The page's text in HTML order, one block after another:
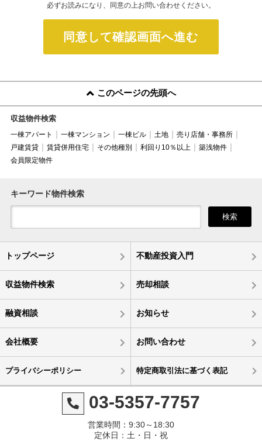
必ずお読みになり、同意の上お問い合わせください。
同意して確認画面へ進む
このページの先頭へ
収益物件検索
一棟アパート 一棟マンション 一棟ビル 土地
売り店舗・事務所
戸建賃貸
賃貸併用住宅 その他種別 利回り10％以上
築浅物件
会員限定物件
キーワード物件検索
検索
トップページ 不動産投資入門
収益物件検索 売却相談
融資相談 お知らせ
会社概要 お問い合わせ
プライバシーポリシー 特定商取引法に基づく表記
03-5357-7757
営業時間：9:30～18:30
定休日：土・日・祝